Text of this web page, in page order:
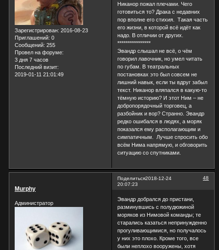
Зарегистрирован: 2016-08-23
Приглашений: 0
Сообщений: 255
Провел на форуме:
3 дня 7 часов
Последний визит:
2019-01-11 21:01:49
Никанор пожал плечами. Чего
готовиться то? Драка с недавних
пор вполне его стихия. Такая часть
его жизни, в которой всё идёт как
надо. В отличии от других.
*****************
Эвандр слышал не всё, о чём
говорил лавочник, но умел читать
по губам. В театральных
постановках это был совсем не
лишний навык, если ты вдруг забыл
текст. Никанор вляпался в какую-то
тёмную историю? И этот Ним – не
добропорядочный торговец, а
разбойник и вор? Странно. Эвандр
редко ошибался в людях, а моряк
показался ему располагающим и
симпатичным. Лучше спросить обо
всём Нима напрямую, и обговорить
ситуацию со спутниками.
Поделиться 48
2018-12-24
20:07:23
Murphy
Администратор
Эвандр добрался до пристани,
разминувшись с полудюжиной
моряков из Нимовой команды; те
старались казаться непринужденно
прогуливающимися, но получалось
у них это плохо. Кроме того, все
были неплохо вооружены, хотя